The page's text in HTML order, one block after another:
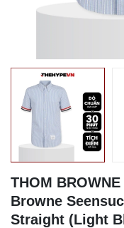
THOM
Browne
Straight (Light